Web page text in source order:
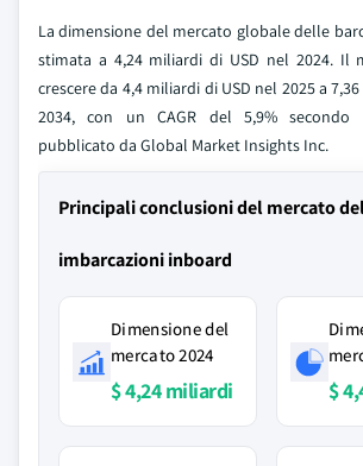
La dimensione del mercato globale delle
stimata a 4,24 miliardi di USD nel 2024. Il
crescere da 4,4 miliardi di USD nel 2025 a
2034, con un CAGR del 5,9%
pubblicato da Global Market Insights Inc.
Principali conclusioni del mercato
imbarcazioni inboard
Dimensione del
mercato 2024
$ 4,24 miliardi $